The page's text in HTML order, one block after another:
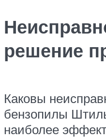
решение
Каковы
бензопилы
наиболее